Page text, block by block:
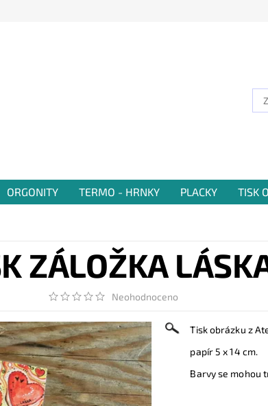
ORGONITY TERMO - HRNKY PLACKY TISK
ZÁLOŽKA
Neohodnoceno
Tisk obrázku z
papír 5 x 14 cm.
Barvy se mohou